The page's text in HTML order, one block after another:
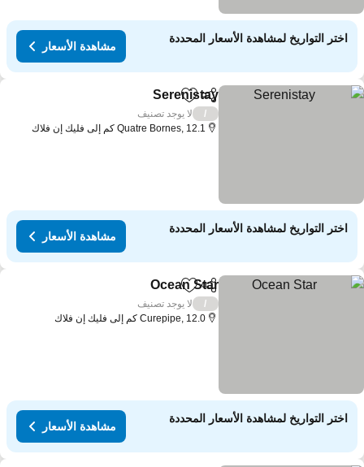
اختر التواريخ لمشاهدة الأسعار المحددة
مشاهدة الأسعار
مشاركةAdd to favorites
Serenistay
لا يوجد تصنيف
Quatre Bornes, 12.1 كم إلى فليك إن فلاك
اختر التواريخ لمشاهدة الأسعار المحددة
مشاهدة الأسعار
مشاركةAdd to favorites
Ocean Star
لا يوجد تصنيف
Curepipe, 12.0 كم إلى فليك إن فلاك
اختر التواريخ لمشاهدة الأسعار المحددة
مشاهدة الأسعار